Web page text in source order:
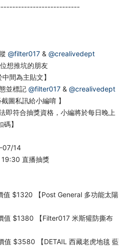
@filter017 & @crealivedept
想推坑的朋友
間為主貼文】
並標記 @filter017 & @crealivedept
圖私訊給小編唷 】
即符合抽獎資格，小編將於每日晚上
】
07/14
19:30 直播抽獎
值 $1320 【Post General 多功能太陽
值 $1380 【Filter017 米斯獾防撕布
值 $3580 【DETAIL 西藏老虎地毯 藍